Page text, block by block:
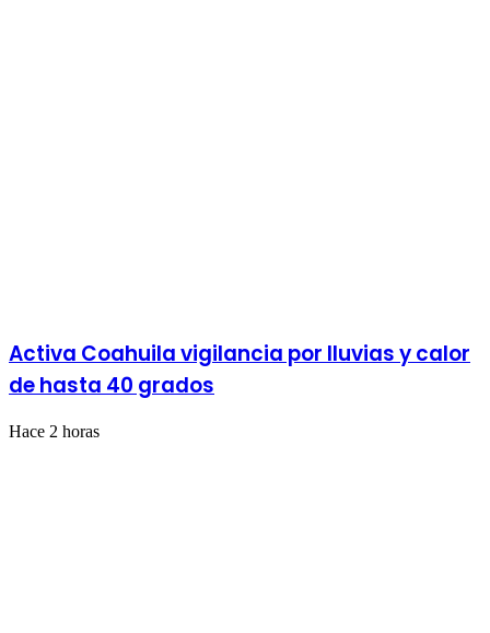
Activa Coahuila vigilancia por lluvias y calor
de hasta 40 grados
Hace 2 horas